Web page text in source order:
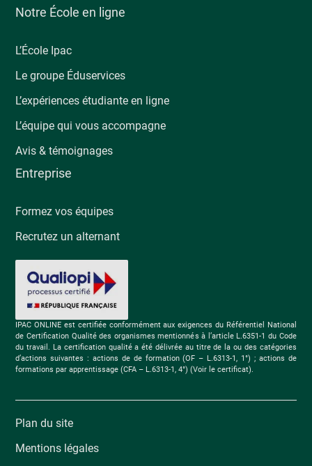
Notre École en ligne
L’École Ipac
Le groupe Éduservices
L’expériences étudiante en ligne
L’équipe qui vous accompagne
Avis & témoignages
Entreprise
Formez vos équipes
Recrutez un alternant
IPAC ONLINE est certifiée conformément aux exigences du Référentiel National
de Certification Qualité des organismes mentionnés à l’article L.6351-1 du Code
du travail. La certification qualité a été délivrée au titre de la ou des catégories
d’actions suivantes : actions de de formation (OF – L.6313-1, 1°) ; actions de
formations par apprentissage (CFA – L.6313-1, 4°) (Voir le certificat).
Plan du site
Mentions légales